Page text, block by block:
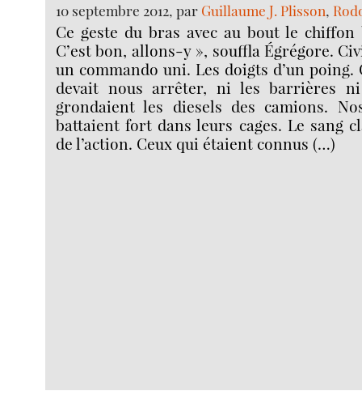
10 septembre 2012, par Guillaume J. Plisson,
Ce geste du bras avec au bout le
C’est bon, allons-y », souffla Égrégore.
un commando uni. Les doigts d’un
devait nous arrêter, ni les barrières
grondaient les diesels des camions.
battaient fort dans leurs cages. Le sang
de l’action. Ceux qui étaient connus (…)